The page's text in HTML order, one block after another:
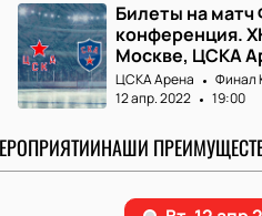
Билеты на матч
конференция.
Москве, ЦСКА
ЦСКА Арена Финал
12 апр. 2022
19:00
НАШИ